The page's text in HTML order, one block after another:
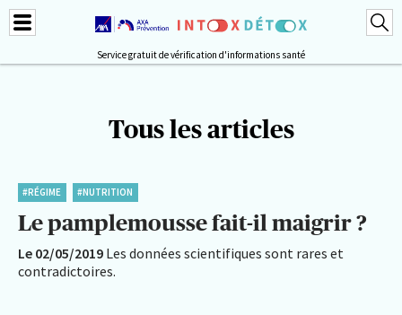
Service gratuit de vérification d'informations santé
Tous les articles
#RÉGIME #NUTRITION
Le pamplemousse fait-il maigrir ?
Le 02/05/2019 Les données scientifiques sont rares et
contradictoires.